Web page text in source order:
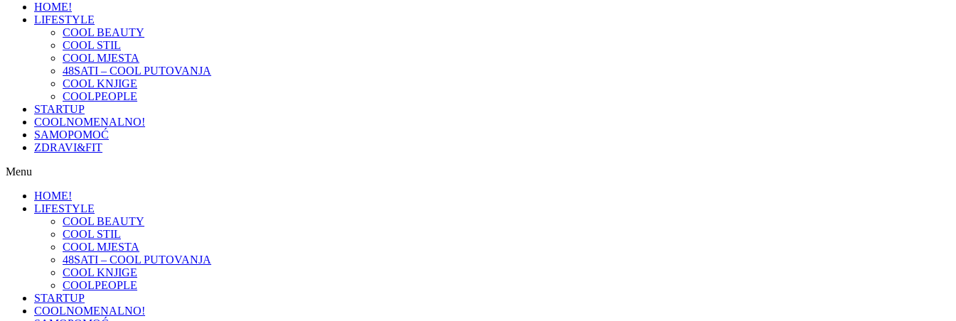
HOME!
LIFESTYLE
COOL BEAUTY
COOL STIL
COOL MJESTA
48SATI – COOL PUTOVANJA
COOL KNJIGE
COOLPEOPLE
STARTUP
COOLNOMENALNO!
SAMOPOMOĆ
ZDRAVI&FIT
Menu
HOME!
LIFESTYLE
COOL BEAUTY
COOL STIL
COOL MJESTA
48SATI – COOL PUTOVANJA
COOL KNJIGE
COOLPEOPLE
STARTUP
COOLNOMENALNO!